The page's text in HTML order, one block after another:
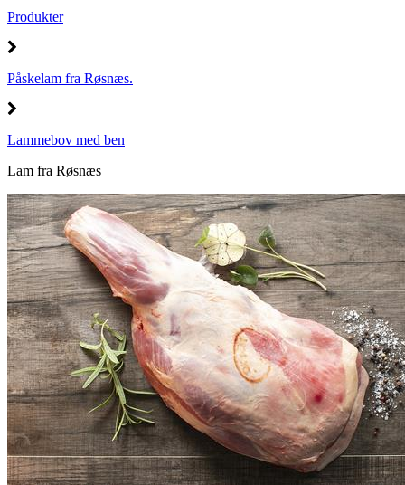
Produkter
Påskelam fra Røsnæs.
Lammebov med ben
Lam fra Røsnæs